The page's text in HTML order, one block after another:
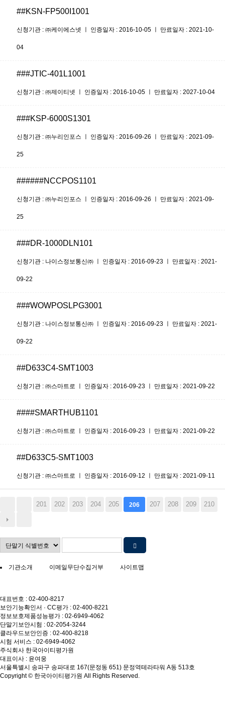
##KSN-FP500I1001
신청기관 : ㈜케이에스넷 ㅣ 인증일자 : 2016-10-05 ㅣ 만료일자 : 2021-10-
04
###JTIC-401L1001
신청기관 : ㈜제이티넷 ㅣ 인증일자 : 2016-10-05 ㅣ 만료일자 : 2027-10-04
###KSP-6000S1301
신청기관 : ㈜누리인포스 ㅣ 인증일자 : 2016-09-26 ㅣ 만료일자 : 2021-09-
25
######NCCPOS1101
신청기관 : ㈜누리인포스 ㅣ 인증일자 : 2016-09-26 ㅣ 만료일자 : 2021-09-
25
###DR-1000DLN101
신청기관 : 나이스정보통신㈜ ㅣ 인증일자 : 2016-09-23 ㅣ 만료일자 : 2021-
09-22
###WOWPOSLPG3001
신청기관 : 나이스정보통신㈜ ㅣ 인증일자 : 2016-09-23 ㅣ 만료일자 : 2021-
09-22
##D633C4-SMT1003
신청기관 : ㈜스마트로 ㅣ 인증일자 : 2016-09-23 ㅣ 만료일자 : 2021-09-22
####SMARTHUB1101
신청기관 : ㈜스마트로 ㅣ 인증일자 : 2016-09-23 ㅣ 만료일자 : 2021-09-22
##D633C5-SMT1003
신청기관 : ㈜스마트로 ㅣ 인증일자 : 2016-09-12 ㅣ 만료일자 : 2021-09-11
201 202 203 204 205 206 207 208 209 210
기관소개 이메일무단수집거부 사이트맵
대표번호 : 02-400-8217
보안기능확인서 · CC평가 : 02-400-8221
정보보호제품성능평가 : 02-6949-4062
단말기보안시험 : 02-2054-3244
클라우드보안인증 : 02-400-8218
시험 서비스 : 02-6949-4062
주식회사 한국아이티평가원
대표이사 : 윤여웅
서울특별시 송파구 송파대로 167(문정동 651) 문정역테라타워 A동 513호
Copyright © 한국아이티평가원 All Rights Reserved.